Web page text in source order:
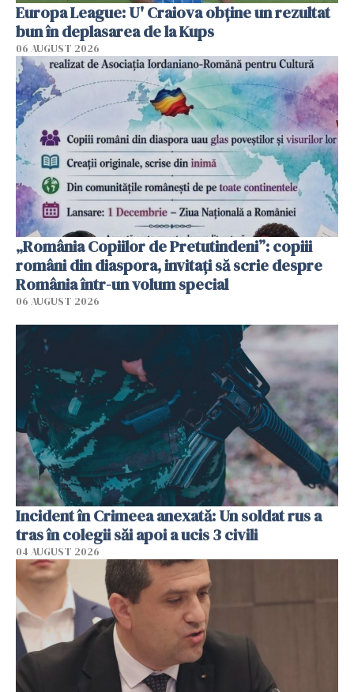
Europa League: U' Craiova obține un rezultat
bun în deplasarea de la Kups
06 AUGUST 2026
„România Copiilor de Pretutindeni”: copiii
români din diaspora, invitați să scrie despre
România într-un volum special
06 AUGUST 2026
Incident în Crimeea anexată: Un soldat rus a
tras în colegii săi apoi a ucis 3 civili
04 AUGUST 2026